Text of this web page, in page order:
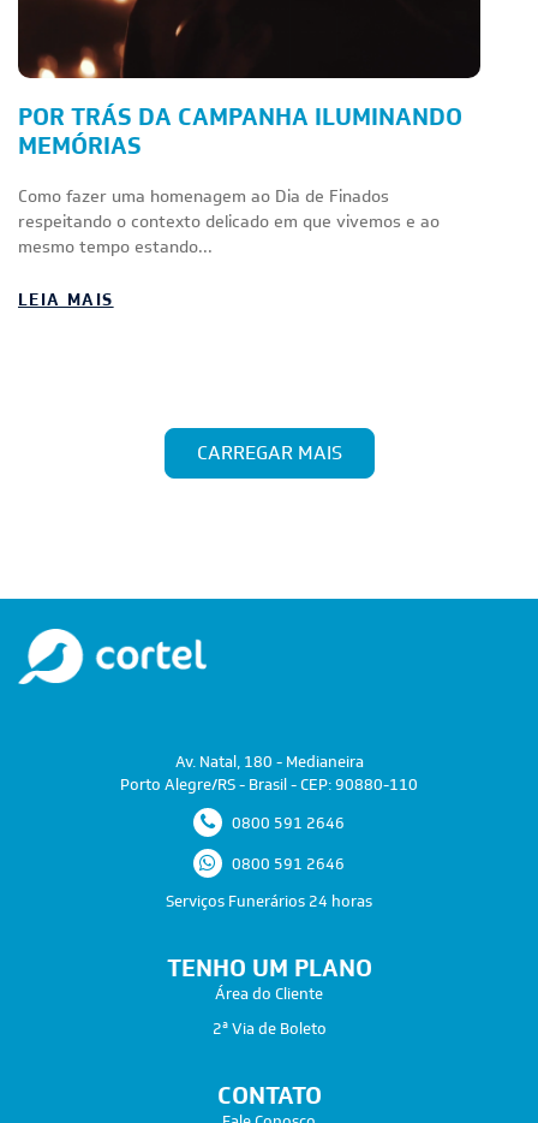
POR TRÁS DA CAMPANHA ILUMINANDO
MEMÓRIAS
Como fazer uma homenagem ao Dia de Finados
respeitando o contexto delicado em que vivemos e ao
mesmo tempo estando...
LEIA MAIS
CARREGAR MAIS
Av. Natal, 180 - Medianeira
Porto Alegre/RS - Brasil - CEP: 90880-110
0800 591 2646
0800 591 2646
Serviços Funerários 24 horas
TENHO UM PLANO
Área do Cliente
2ª Via de Boleto
CONTATO